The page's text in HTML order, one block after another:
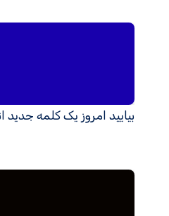
بیایید امروز یک کلمه جدید